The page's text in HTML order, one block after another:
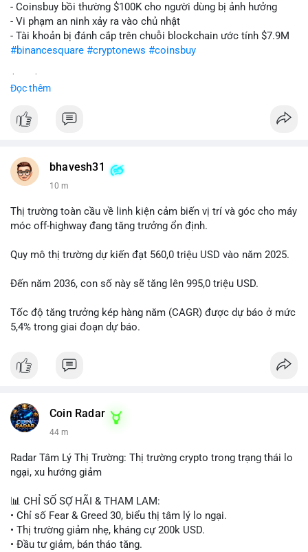
- Coinsbuy bồi thường $100K cho người dùng bị ảnh hưởng
- Vi phạm an ninh xảy ra vào chủ nhật
- Tài khoản bị đánh cắp trên chuỗi blockchain ước tính $7.9M
#binancesquare #cryptonews #coinsbuy
Đọc thêm
bhavesh31
10 m
Thị trường toàn cầu về linh kiện cảm biến vị trí và góc cho máy
móc off-highway đang tăng trưởng ổn định.
Quy mô thị trường dự kiến đạt 560,0 triệu USD vào năm 2025.
Đến năm 2036, con số này sẽ tăng lên 995,0 triệu USD.
Tốc độ tăng trưởng kép hàng năm (CAGR) được dự báo ở mức
5,4% trong giai đoạn dự báo.
Coin Radar
44 m
Radar Tâm Lý Thị Trường: Thị trường crypto trong trạng thái lo
ngại, xu hướng giảm
📊 CHỈ SỐ SỢ HÃI & THAM LAM:
• Chỉ số Fear & Greed 30, biểu thị tâm lý lo ngại.
• Thị trường giảm nhẹ, kháng cự 200k USD.
• Đầu tư giảm, bán tháo tăng.